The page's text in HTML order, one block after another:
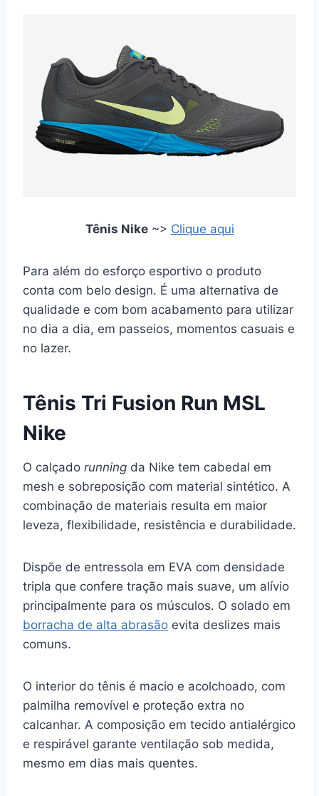
Tênis Nike~> Clique aqui
Para além do esforço esportivo o produto
conta com belo design. É uma alternativa de
qualidade e com bom acabamento para utilizar
no dia a dia, em passeios, momentos casuais e
no lazer.
Tênis Tri Fusion Run MSL
Nike
O calçado running da Nike tem cabedal em
mesh e sobreposição com material sintético. A
combinação de materiais resulta em maior
leveza, flexibilidade, resistência e durabilidade.
Dispõe de entressola em EVA com densidade
tripla que confere tração mais suave, um alívio
principalmente para os músculos. O solado em
borracha de alta abrasão evita deslizes mais
comuns.
O interior do tênis é macio e acolchoado, com
palmilha removível e proteção extra no
calcanhar. A composição em tecido antialérgico
e respirável garante ventilação sob medida,
mesmo em dias mais quentes.